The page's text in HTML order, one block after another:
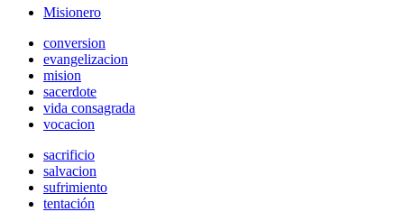
Misionero
conversion
evangelizacion
mision
sacerdote
vida consagrada
vocacion
sacrificio
salvacion
sufrimiento
tentación